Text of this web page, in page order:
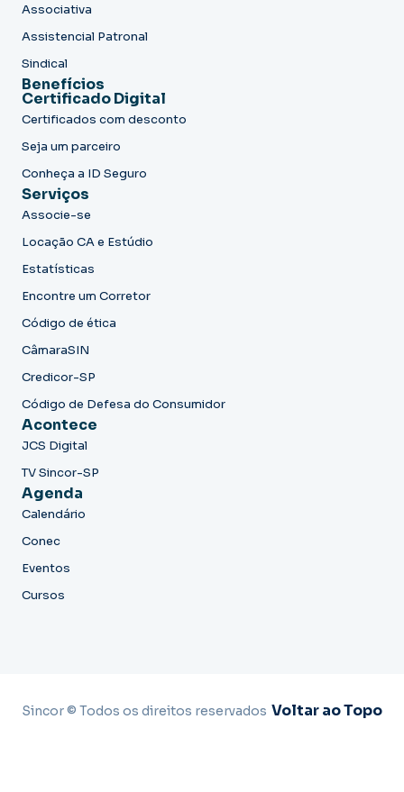
Associativa
Assistencial Patronal
Sindical
Benefícios
Certificado Digital
Certificados com desconto
Seja um parceiro
Conheça a ID Seguro
Serviços
Associe-se
Locação CA e Estúdio
Estatísticas
Encontre um Corretor
Código de ética
CâmaraSIN
Credicor-SP
Código de Defesa do Consumidor
Acontece
JCS Digital
TV Sincor-SP
Agenda
Calendário
Conec
Eventos
Cursos
Sincor © Todos os direitos reservados Voltar ao Topo